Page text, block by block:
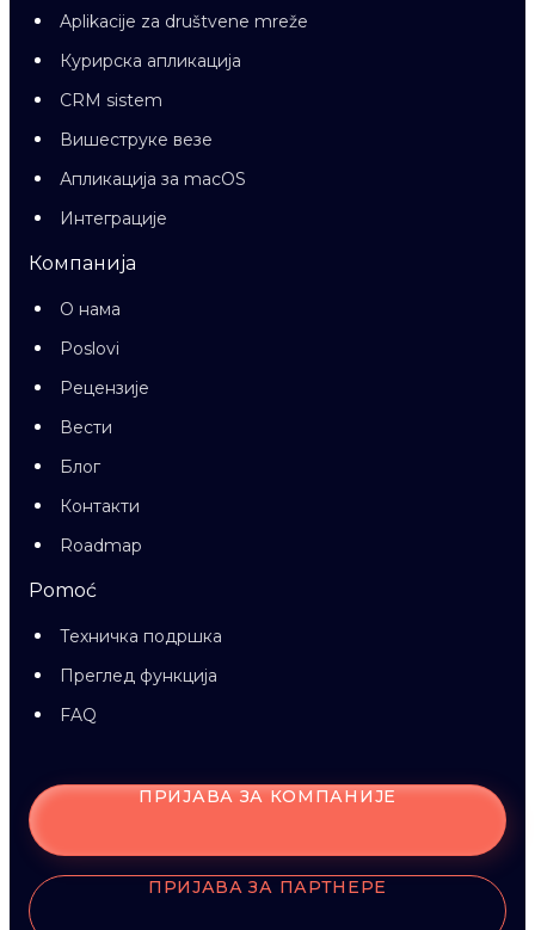
Aplikacije za društvene mreže
Курирска апликација
CRM sistem
Вишеструке везе
Апликација за macOS
Интеграције
Компанија
О нама
Poslovi
Рецензије
Вести
Блог
Контакти
Roadmap
Pomoć
Техничка подршка
Преглед функција
FAQ
ПРИЈАВА ЗА КОМПАНИЈЕ
ПРИЈАВА ЗА ПАРТНЕРЕ